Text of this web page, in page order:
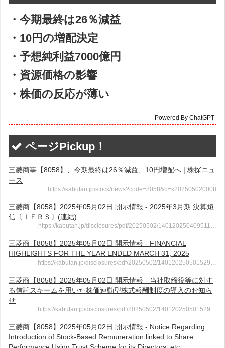
・今期最終は26％減益
・10円の増配決定
・予想純利益7000億円
・資源価格の影響
・株価の反応が薄い
Powered By ChatGPT
ページPickup！
三菱商事【8058】、今期最終は26％減益、10円増配へ | 株探ニュ
ース
https://kabutan.jp/stock/news?code=8058&b=k202505020008
三菱商【8058】2025年05月02日 開示情報 - 2025年3月期 決算短
信〔ＩＦＲＳ〕(連結)
https://kabutan.jp/disclosures/pdf/20250502/140120250409511…
三菱商【8058】2025年05月02日 開示情報 - FINANCIAL
HIGHLIGHTS FOR THE YEAR ENDED MARCH 31, 2025
https://kabutan.jp/disclosures/pdf/20250502/140120250501529…
三菱商【8058】2025年05月02日 開示情報 - 当社取締役等に対す
る信託スキームを用いた株価連動型株式報酬制度の導入のお知ら
せ
https://kabutan.jp/disclosures/pdf/20250502/140120250501529…
三菱商【8058】2025年05月02日 開示情報 - Notice Regarding
Introduction of Stock-Based Remuneration linked to Share